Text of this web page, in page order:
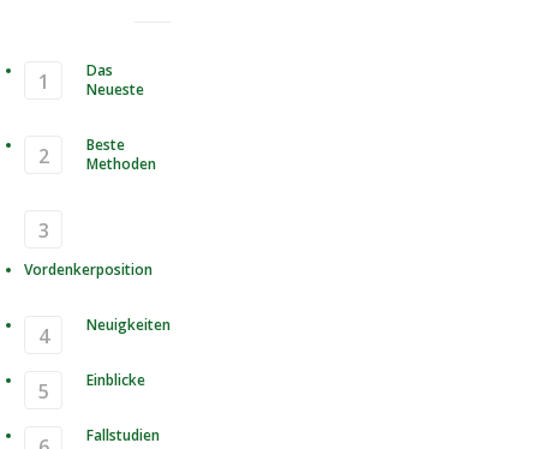
Das
Neueste
Beste
Methoden
Vordenkerposition
Neuigkeiten
Einblicke
Fallstudien